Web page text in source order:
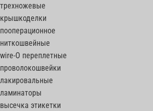
трехножевые
крышкоделки
пооперационное
ниткошвейные
wire-O переплетные
проволокошвейки
лакировальные
ламинаторы
высечка этикетки